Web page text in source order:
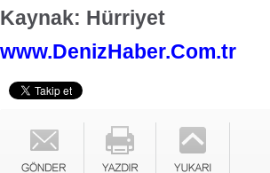
Kaynak: Hürriyet
www.DenizHaber.Com.tr